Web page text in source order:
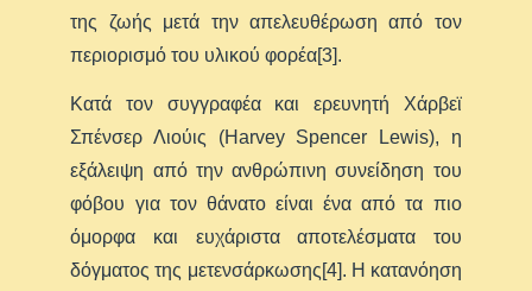
της ζωής μετά την απελευθέρωση από τον
περιορισμό του υλικού φορέα[3].
Κατά τον συγγραφέα και ερευνητή Χάρβεϊ
Σπένσερ Λιούις (Harvey Spencer Lewis), η
εξάλειψη από την ανθρώπινη συνείδηση του
φόβου για τον θάνατο είναι ένα από τα πιο
όμορφα και ευχάριστα αποτελέσματα του
δόγματος της μετενσάρκωσης[4]. Η κατανόηση